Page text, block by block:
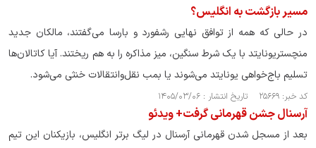
مسیر بازگشت به انگلیس؟
در حالی که همه از توافق نهایی رشفورد و بارسا می‌گفتند، مالکان جدید
منچستریونایتد با یک شرط سنگین، میز مذاکره را به هم ریختند. آیا کاتالان‌ها
تسلیم باج‌خواهی یونایتد می‌شوند یا بمب نقل‌وانتقالات خنثی می‌شود.
کد خبر: ۲۵۶۶۹ تاریخ انتشار : ۱۴۰۵/۰۳/۰۶
آرسنال جشن قهرمانی گرفت+ ویدئو
بعد از مسجل شدن قهرمانی آرسنال در لیگ برتر انگلیس، بازیکنان این تیم